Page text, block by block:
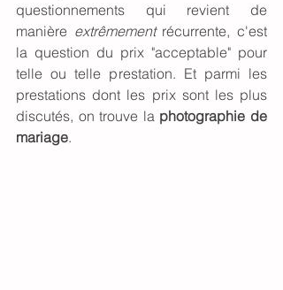
questionnements qui revient de
manière extrêmement récurrente, c'est
la question du prix "acceptable" pour
telle ou telle prestation. Et parmi les
prestations dont les prix sont les plus
discutés, on trouve la photographie de
mariage.